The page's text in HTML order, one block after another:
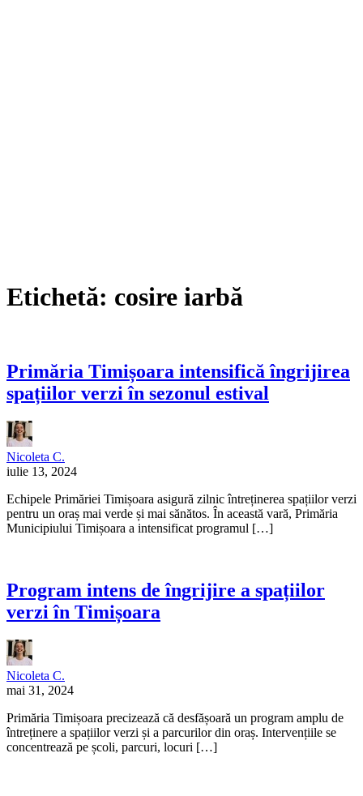
Etichetă: cosire iarbă
Primăria Timișoara intensifică îngrijirea
spațiilor verzi în sezonul estival
Nicoleta C.
iulie 13, 2024
Echipele Primăriei Timișoara asigură zilnic întreținerea spațiilor verzi
pentru un oraș mai verde și mai sănătos. În această vară, Primăria
Municipiului Timișoara a intensificat programul […]
Program intens de îngrijire a spațiilor
verzi în Timișoara
Nicoleta C.
mai 31, 2024
Primăria Timișoara precizează că desfășoară un program amplu de
întreținere a spațiilor verzi și a parcurilor din oraș. Intervențiile se
concentrează pe școli, parcuri, locuri […]